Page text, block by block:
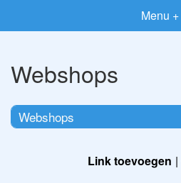
Menu +
Webshops
Webshops
Link toevoegen